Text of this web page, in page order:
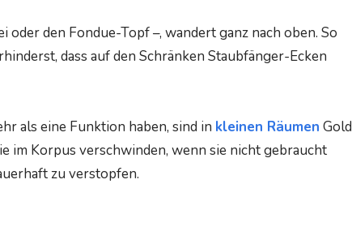
den Fondue-Topf –, wandert ganz nach oben. So
dass auf den Schränken Staubfänger-Ecken
als eine Funktion haben, sind in kleinen Räumen Gold
im Korpus verschwinden, wenn sie nicht gebraucht
zu verstopfen.